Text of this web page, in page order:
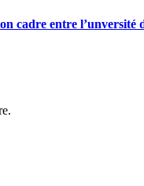
cadre entre